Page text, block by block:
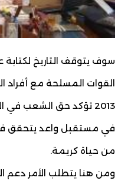
سوف يتوقف التاريخ
2013 تؤكد حق الشعب
في مستقبل واعد يتحقق
من حياة كريمة.
ومن هنا يتطلب الأمر دعم